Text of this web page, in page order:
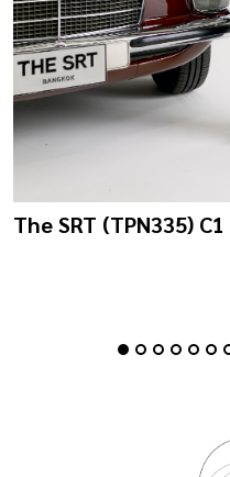
The SRT (TPN335)